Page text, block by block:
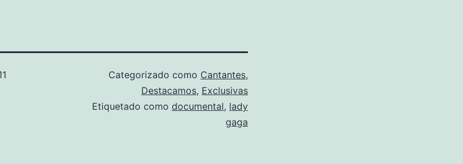
Categorizado como Cantantes,
Destacamos, Exclusivas
Etiquetado como documental, lady
gaga